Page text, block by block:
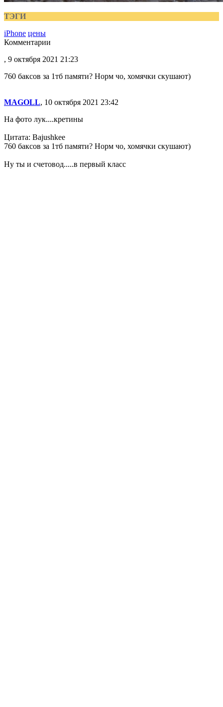
ТЭГИ
iPhone цены
Комментарии
, 9 октября 2021 21:23
760 баксов за 1тб памяти? Норм чо, хомячки скушают)
MAGOLL, 10 октября 2021 23:42
На фото лук....кретины
Цитата: Bajushkee
760 баксов за 1тб памяти? Норм чо, хомячки скушают)
Ну ты и счетовод.....в первый класс